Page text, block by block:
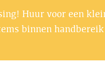
Huur voor een
binnen